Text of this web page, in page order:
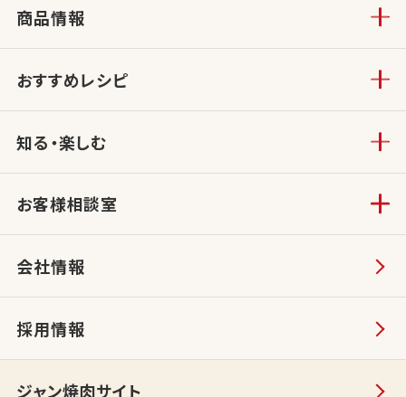
商品情報
おすすめレシピ
知る・楽しむ
お客様相談室
会社情報
採用情報
ジャン焼肉サイト